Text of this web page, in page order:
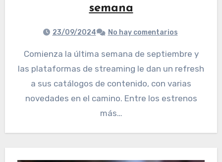
semana
23/09/2024 No hay comentarios
Comienza la última semana de septiembre y
las plataformas de streaming le dan un refresh
a sus catálogos de contenido, con varias
novedades en el camino. Entre los estrenos
más…